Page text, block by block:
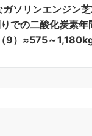
ガソリンエンジン
での二酸化炭素年
≈575～